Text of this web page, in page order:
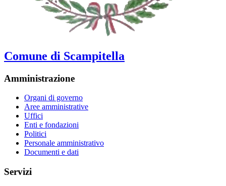
Comune di Scampitella
Amministrazione
Organi di governo
Aree amministrative
Uffici
Enti e fondazioni
Politici
Personale amministrativo
Documenti e dati
Servizi